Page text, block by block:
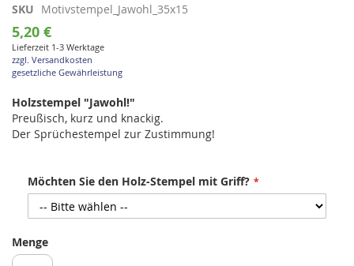
Zum
Anfang
der
Bildgalerie
springen
SKU Motivstempel_Jawohl_35x15
5,20 €
Lieferzeit 1-3 Werktage
zzgl. Versandkosten
gesetzliche Gewährleistung
Holzstempel "Jawohl!"
Preußisch, kurz und knackig.
Der Sprüchestempel zur Zustimmung!
Möchten Sie den Holz-Stempel mit Griff?
Menge